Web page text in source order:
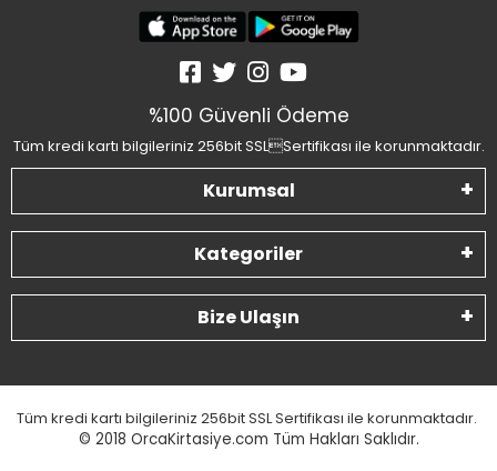
%100 Güvenli Ödeme
Tüm kredi kartı bilgileriniz 256bit SSLSertifikası ile korunmaktadır.
Kurumsal
Kategoriler
Bize Ulaşın
Tüm kredi kartı bilgileriniz 256bit SSL Sertifikası ile korunmaktadır.
© 2018 OrcaKirtasiye.com Tüm Hakları Saklıdır.